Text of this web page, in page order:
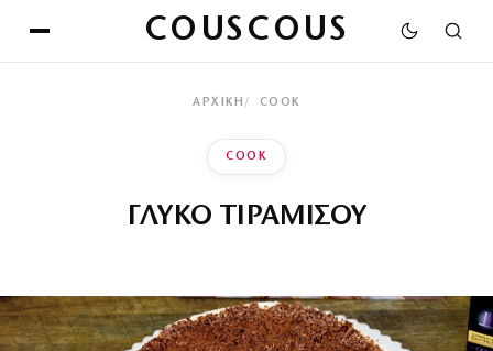
COUSCOUS
ΑΡΧΙΚΉ COOK
COOK
ΓΛΥΚΟ ΤΙΡΑΜΙΣΟΥ